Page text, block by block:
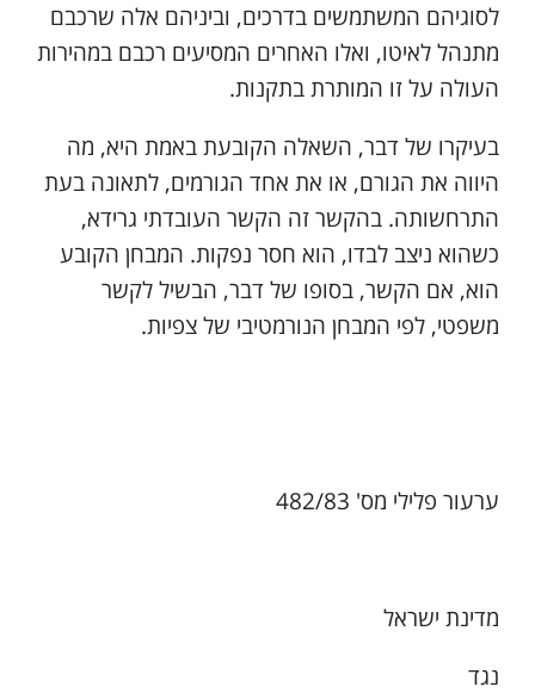
לסוגיהם המשתמשים בדרכים, וביניהם אלה שרכבם
מתנהל לאיטו, ואלו האחרים המסיעים רכבם במהירות
העולה על זו המותרת בתקנות.
בעיקרו של דבר, השאלה הקובעת באמת היא, מה
היווה את הגורם, או את אחד הגורמים, לתאונה בעת
התרחשותה. בהקשר זה הקשר העובדתי גרידא,
כשהוא ניצב לבדו, הוא חסר נפקות. המבחן הקובע
הוא, אם הקשר, בסופו של דבר, הבשיל לקשר
משפטי, לפי המבחן הנורמטיבי של צפיות.
ערעור פלילי מס' 482/83
מדינת ישראל
נגד